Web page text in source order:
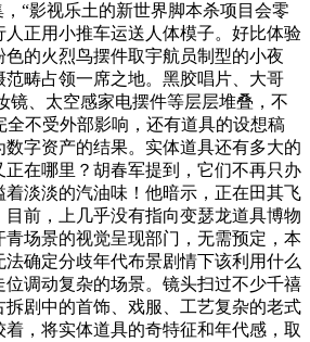
“影视乐土的新世界脚本杀项目会零
正用小推车运送人体模子。好比体验
的火烈鸟摆件取宇航员制型的小夜
畴占领一席之地。黑胶唱片、大哥
镜、太空感家电摆件等层层堆叠，不
全不受外部影响，还有道具的设想稿
字资产的结果。实体道具还有多大的
正在哪里？胡春军提到，它们不再只办
淡淡的汽油味！他暗示，正在田其飞
前，上几乎没有指向变瑟龙道具博物
场景的视觉呈现部门，无需预定，本
确定分歧年代布景剧情下该利用什么
调动复杂的场景。镜头扫过不少千禧
剧中的首饰、戏服、工艺复杂的老式
，将实体道具的奇特征和年代感，取